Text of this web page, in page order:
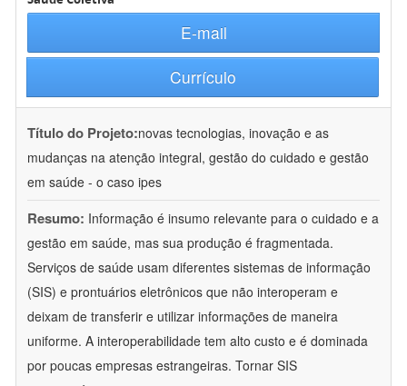
E-mail
Currículo
Título do Projeto:novas tecnologias, inovação e as
mudanças na atenção integral, gestão do cuidado e gestão
em saúde - o caso ipes
Resumo: Informação é insumo relevante para o cuidado e a
gestão em saúde, mas sua produção é fragmentada.
Serviços de saúde usam diferentes sistemas de informação
(SIS) e prontuários eletrônicos que não interoperam e
deixam de transferir e utilizar informações de maneira
uniforme. A interoperabilidade tem alto custo e é dominada
por poucas empresas estrangeiras. Tornar SIS